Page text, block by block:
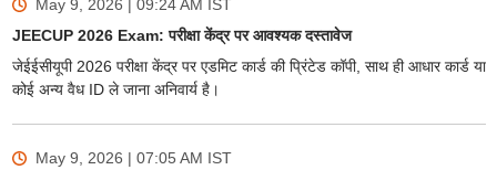
May 9, 2026 | 09:24 AM IST
JEECUP 2026 Exam: परीक्षा केंद्र पर आवश्यक दस्तावेज
जेईईसीयूपी 2026 परीक्षा केंद्र पर एडमिट कार्ड की प्रिंटेड कॉपी, साथ ही आधार कार्ड या
कोई अन्य वैध ID ले जाना अनिवार्य है।
May 9, 2026 | 07:05 AM IST